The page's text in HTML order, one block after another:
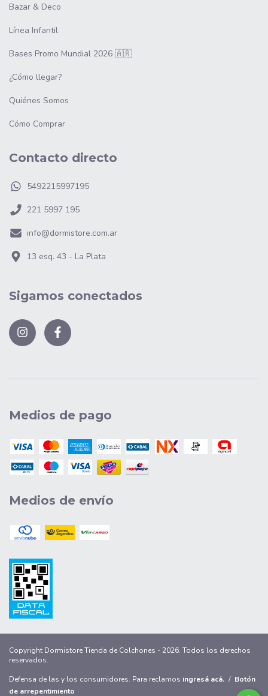
Bazar & Deco
Línea Infantil
Bases Promo Mundial 2026 🇦🇷
¿Cómo llegar?
Quiénes Somos
Cómo Comprar
Contacto directo
5492215997195
221 5997 195
info@dormistore.com.ar
13 esq. 43 - La Plata
Sigamos conectados
Medios de pago
Medios de envío
Copyright Dormistore Tienda de Colchones - 2026. Todos los derechos
reservados.
Defensa de las y los consumidores. Para reclamos ingresá acá. / Botón
de arrepentimiento